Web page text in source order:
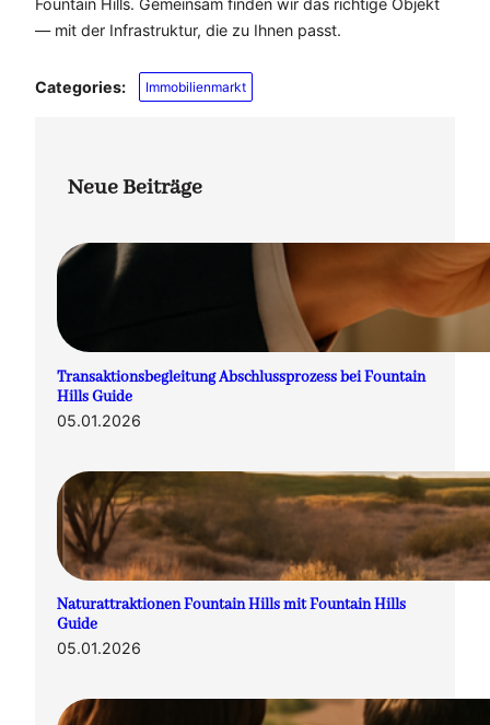
— mit der Infrastruktur, die zu Ihnen passt.
Categories: Immobilienmarkt
Neue Beiträge
Transaktionsbegleitung Abschlussprozess bei Fountain
Hills Guide
05.01.2026
Naturattraktionen Fountain Hills mit Fountain Hills
Guide
05.01.2026